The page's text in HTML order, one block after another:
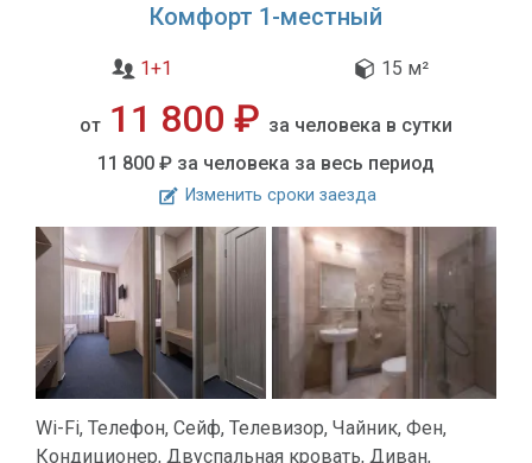
Комфорт 1-местный
1+1 15 м²
от 11 800 ₽ за человека в сутки
11 800 ₽ за человека за весь период
Изменить сроки заезда
Wi-Fi, Телефон, Сейф, Телевизор, Чайник, Фен,
Кондиционер, Двуспальная кровать, Диван,